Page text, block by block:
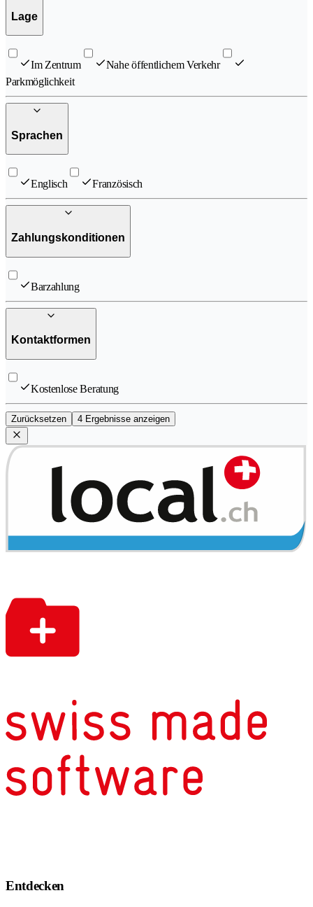
Lage
Im Zentrum
Nahe öffentlichem Verkehr
Parkmöglichkeit
Sprachen
Englisch Französisch
Zahlungskonditionen
Barzahlung
Kontaktformen
Kostenlose Beratung
Zurücksetzen 4 Ergebnisse anzeigen
Entdecken